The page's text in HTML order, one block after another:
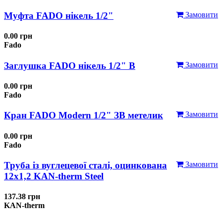
Замовити
Муфта FADO нікель 1/2"
0.00 грн
Fado
Замовити
Заглушка FADO нікель 1/2" В
0.00 грн
Fado
Замовити
Кран FADO Modern 1/2" ЗВ метелик
0.00 грн
Fado
Замовити
Труба із вуглецевої сталі, оцинкована
12x1,2 KAN-therm Steel
137.38 грн
KAN-therm